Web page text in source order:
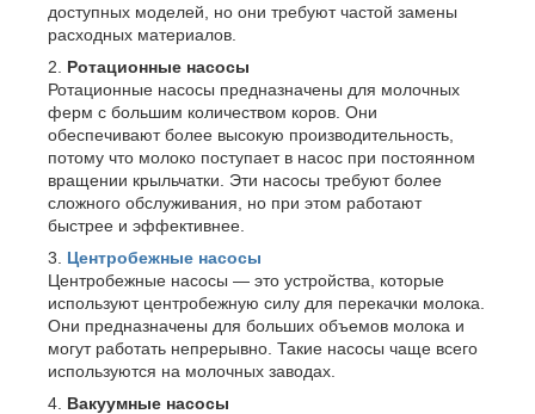
доступных моделей, но они требуют частой замены
расходных материалов.
Ротационные насосы
Ротационные насосы предназначены для молочных
ферм с большим количеством коров. Они
обеспечивают более высокую производительность,
потому что молоко поступает в насос при постоянном
вращении крыльчатки. Эти насосы требуют более
сложного обслуживания, но при этом работают
быстрее и эффективнее.
Центробежные насосы
Центробежные насосы — это устройства, которые
используют центробежную силу для перекачки молока.
Они предназначены для больших объемов молока и
могут работать непрерывно. Такие насосы чаще всего
используются на молочных заводах.
Вакуумные насосы